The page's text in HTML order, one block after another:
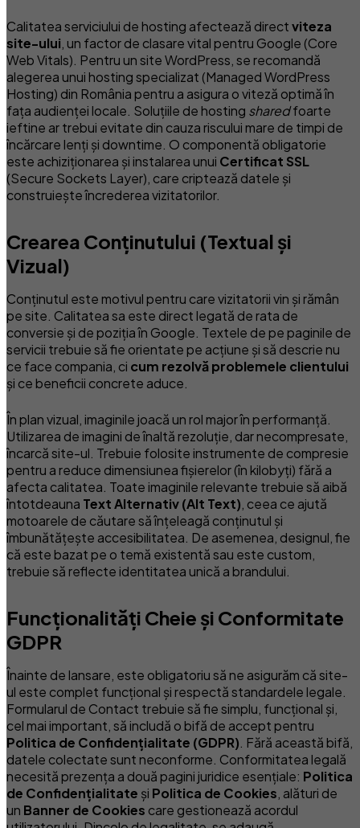
Calitatea serviciului de hosting afectează directviteza
site-ului, un factor de clasare vital pentru Google (Core
Web Vitals). Pentru un site WordPress, se recomandă
alegerea unui hosting specializat (Managed WordPress
Hosting) din România pentru a asigura o viteză optimă în
fața audienței locale. Soluțiile de hosting sharedfoarte
ieftine ar trebui evitate din cauza riscului mare de timpi de
încărcare lenți și downtime. O componentă obligatorie
este achiziționarea și instalarea unui Certificat SSL
(Secure Sockets Layer), care criptează datele și
construiește încrederea vizitatorilor.
Crearea Conținutului (Textual și
Vizual)
Conținutul este motivul pentru care vizitatorii vin și rămân
pe site. Calitatea sa este direct legată de rata de
conversie și de poziția în Google. Textele de pe paginile de
servicii trebuie să fie orientate pe acțiune și să descrie nu
ce face compania, ci cum rezolvă problemele clientului
și ce beneficii concrete aduce.
În plan vizual, imaginile joacă un rol major în performanță.
Utilizarea de imagini de înaltă rezoluție, dar necompresate,
încarcă site-ul. Trebuie folosite instrumente de compresie
pentru a reduce dimensiunea fișierelor (în kilobyți) fără a
afecta calitatea. Toate imaginile relevante trebuie să aibă
întotdeauna Text Alternativ (Alt Text), ceea ce ajută
motoarele de căutare să înțeleagă conținutul și
îmbunătățește accesibilitatea. De asemenea, designul, fie
că este bazat pe o temă existentă sau este custom,
trebuie să reflecte identitatea unică a brandului.
Funcționalități Cheie și Conformitate
GDPR
Înainte de lansare, este obligatoriu să ne asigurăm că site-
ul este complet funcțional și respectă standardele legale.
Formularul de Contact trebuie să fie simplu, funcțional și,
cel mai important, să includă o bifă de accept pentru
Politica de Confidențialitate (GDPR). Fără această bifă,
datele colectate sunt neconforme. Conformitatea legală
necesită prezența a două pagini juridice esențiale: Politica
de Confidențialitate și Politica de Cookies, alături de
un Banner de Cookies care gestionează acordul